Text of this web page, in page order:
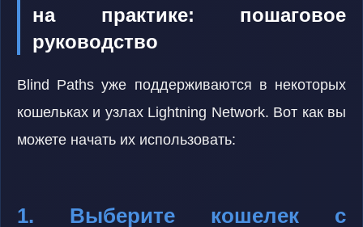
на практике: пошаговое
руководство
Blind Paths уже поддерживаются в некоторых
кошельках и узлах Lightning Network. Вот как вы
можете начать их использовать:
1. Выберите кошелек с